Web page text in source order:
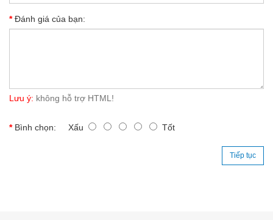
Đánh giá của bạn:
Lưu ý: không hỗ trợ HTML!
Bình chọn: Xấu Tốt
Tiếp tục